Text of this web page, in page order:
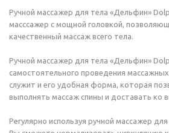
Ручной массажер для тела «Дельфин»
масссажер с мощной головкой,
качественный массаж всего тела.
Ручной массажер для тела «Дельфин»
самостоятельного проведения
служит и его удобная форма, которая
выполнять массаж спины и доставать ко
Регулярно используя ручной массажер